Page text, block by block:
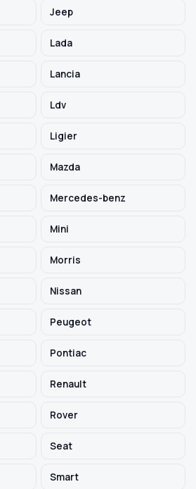
Jeep
Lada
Lancia
Ldv
Ligier
Mazda
Mercedes-benz
Mini
Morris
Nissan
Peugeot
Pontiac
Renault
Rover
Seat
Smart